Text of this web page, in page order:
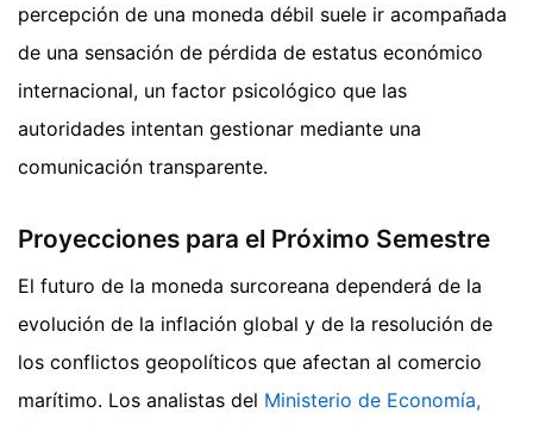
percepción de una moneda débil suele ir acompañada
de una sensación de pérdida de estatus económico
internacional, un factor psicológico que las
autoridades intentan gestionar mediante una
comunicación transparente.
Proyecciones para el Próximo Semestre
El futuro de la moneda surcoreana dependerá de la
evolución de la inflación global y de la resolución de
los conflictos geopolíticos que afectan al comercio
marítimo. Los analistas del Ministerio de Economía,